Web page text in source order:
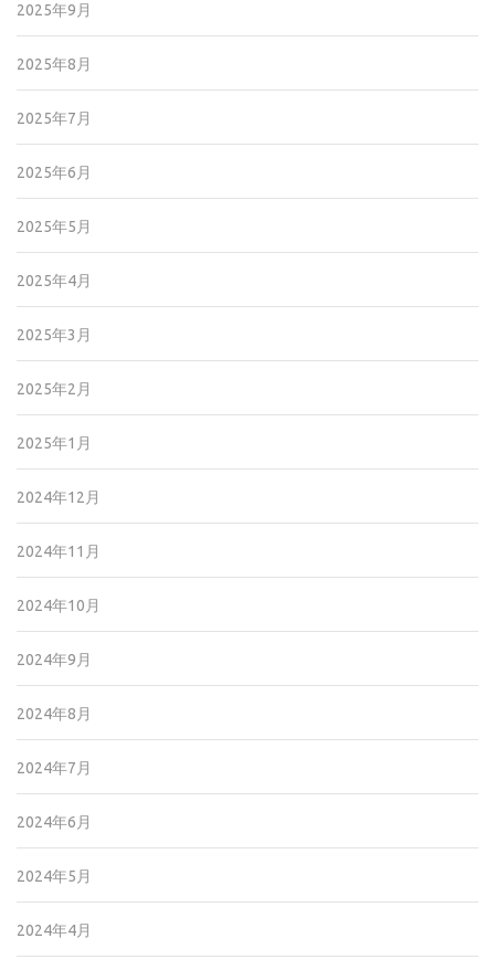
2025年9月
2025年8月
2025年7月
2025年6月
2025年5月
2025年4月
2025年3月
2025年2月
2025年1月
2024年12月
2024年11月
2024年10月
2024年9月
2024年8月
2024年7月
2024年6月
2024年5月
2024年4月